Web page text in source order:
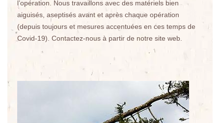
l’opération. Nous travaillons avec des matériels bien
aiguisés, aseptisés avant et après chaque opération
(depuis toujours et mesures accentuées en ces temps de
Covid-19). Contactez-nous à partir de notre site web.